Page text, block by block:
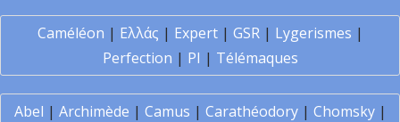
Caméléon | Ελλάς | Expert| GSR| Lygerismes |
Perfection | PI | Télémaques
Abel | Archimède | Camus | Carathéodory| Chomsky|